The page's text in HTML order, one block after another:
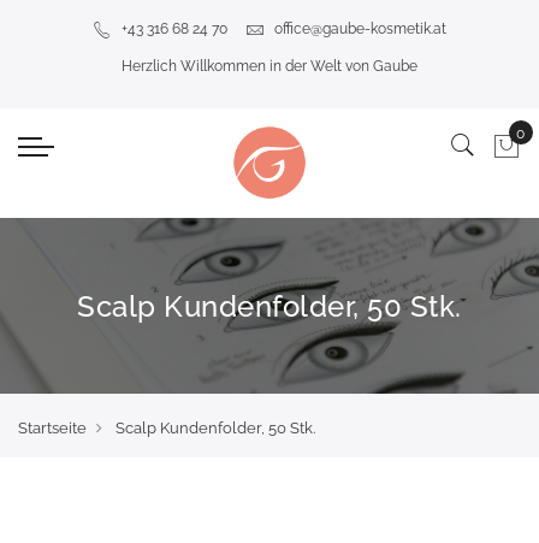
+43 316 68 24 70 office@gaube-kosmetik.at
Herzlich Willkommen in der Welt von Gaube
Scalp Kundenfolder, 50 Stk.
Startseite Scalp Kundenfolder, 50 Stk.